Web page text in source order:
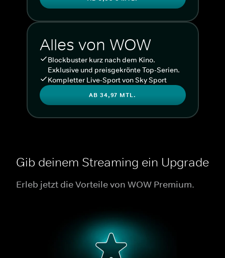
Alles von WOW
Blockbuster kurz nach dem Kino.
Exklusive und preisgekrönte Top-Serien.
Kompletter Live-Sport von Sky Sport
AB 34,97 MTL.
Gib deinem Streaming ein Upgrade
Erleb jetzt die Vorteile von WOW Premium.